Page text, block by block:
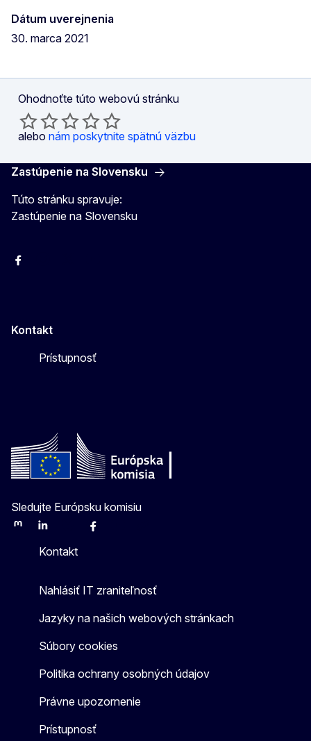
Dátum uverejnenia
30. marca 2021
Ohodnoťte túto webovú stránku
alebo nám poskytnite spätnú väzbu
Zastúpenie na Slovensku
Túto stránku spravuje:
Zastúpenie na Slovensku
Facebook
Kontakt
Prístupnosť
Sledujte Európsku komisiu
MastodonLinkedInBlueskyFacebook
Kontakt
Nahlásiť IT zraniteľnosť
Jazyky na našich webových stránkach
Súbory cookies
Politika ochrany osobných údajov
Právne upozornenie
Prístupnosť